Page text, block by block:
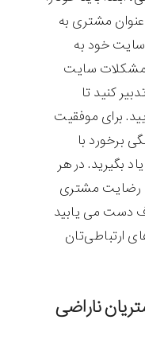
مشتری به
خود به
مشکلات سایت
کنید تا
برای موفقیت
برخورد با
بگیرید. در هر
رضایت مشتری
دست‌ می یابید
ارتباطی‌تان